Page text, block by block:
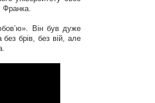
Франка.
Він був дуже
брів, без вій, але